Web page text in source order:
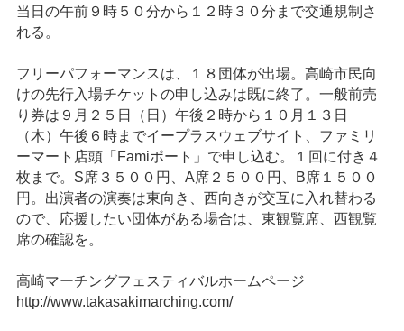
当日の午前９時５０分から１２時３０分まで交通規制さ
れる。
フリーパフォーマンスは、１８団体が出場。高崎市民向
けの先行入場チケットの申し込みは既に終了。一般前売
り券は９月２５日（日）午後２時から１０月１３日
（木）午後６時までイープラスウェブサイト、ファミリ
ーマート店頭「Famiポート」で申し込む。１回に付き４
枚まで。S席３５００円、A席２５００円、B席１５００
円。出演者の演奏は東向き、西向きが交互に入れ替わる
ので、応援したい団体がある場合は、東観覧席、西観覧
席の確認を。
高崎マーチングフェスティバルホームページ
http://www.takasakimarching.com/